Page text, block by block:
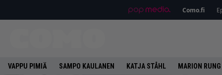
Como.fi
VAPPU PIMIÄ SAMPO KAULANEN KATJA STÅHL MARION RUNG